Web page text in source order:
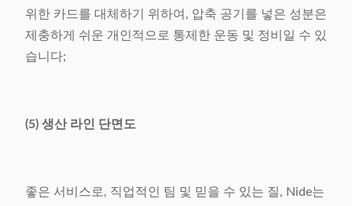
위한 카드를 대체하기 위하여, 압축 공기를 넣은 성분은
제충하게 쉬운 개인적으로 통제한 운동 및 정비일 수 있
습니다;
(5) 생산 라인 단면도
좋은 서비스로, 직업적인 팀 및 믿을 수 있는 질, Nide는